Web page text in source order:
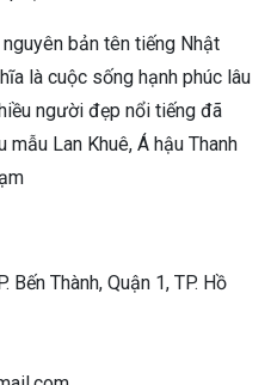
bản tên tiếng Nhật
là cuộc sống hạnh phúc lâu
người đẹp nổi tiếng đã
Lan Khuê, Á hậu Thanh
Bến Thành, Quận 1, TP. Hồ